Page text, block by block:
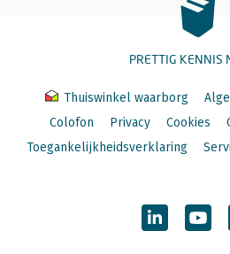
PRETTIG KENNIS
Thuiswinkel waarborg
Colofon
Privacy Cookies
Toegankelijkheidsverklaring